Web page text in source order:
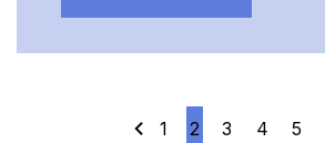
1 2 3 4 5